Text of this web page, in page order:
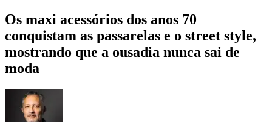
Os maxi acessórios dos anos 70
conquistam as passarelas e o street style,
mostrando que a ousadia nunca sai de
moda